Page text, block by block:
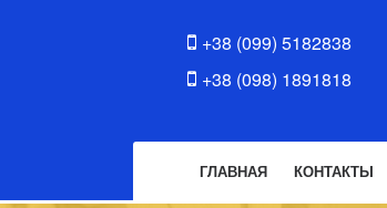
+38 (099) 5182838
+38 (098) 1891818
ГЛАВНАЯ КОНТАКТЫ